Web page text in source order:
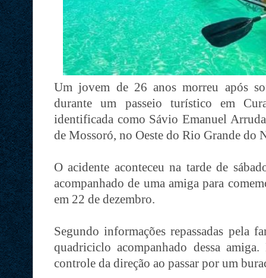
Um jovem de 26 anos morreu após
durante um passeio turístico em
identificada como Sávio Emanuel
de Mossoró, no Oeste do Rio Grande do
O acidente aconteceu na tarde de
acompanhado de uma amiga para
em 22 de dezembro.
Segundo informações repassadas pela
quadriciclo acompanhado dessa
controle da direção ao passar por um